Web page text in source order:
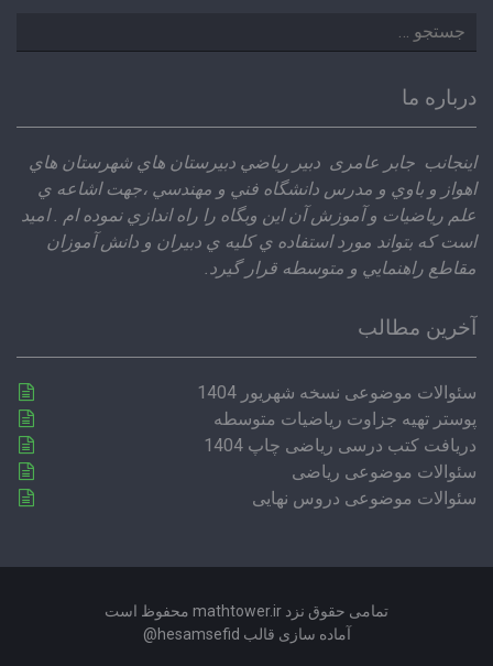
جستجو
برای:
درباره ما
اينجانب جابر عامری دبير رياضي دبيرستان هاي شهرستان هاي
اهواز و باوي و مدرس دانشگاه فني و مهندسي ،‌جهت اشاعه ي
علم رياضيات و آموزش آن اين وبگاه را راه اندازي نموده ام . اميد
است كه بتواند مورد استفاده ي كليه ي دبيران و دانش آموزان
مقاطع راهنمايي و متوسطه قرار گيرد.
آخرین مطالب
سئوالات موضوعی نسخه شهریور 1404
پوستر تهیه جزاوت ریاضیات متوسطه
دریافت کتب درسی ریاضی چاپ 1404
سئوالات موضوعی ریاضی
سئوالات موضوعی دروس نهایی
تمامی حقوق نزد mathtower.ir محفوظ است
آماده سازی قالب hesamsefid@